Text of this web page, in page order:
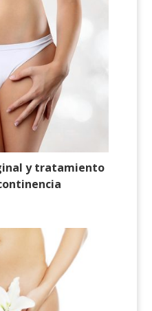
y tratamiento